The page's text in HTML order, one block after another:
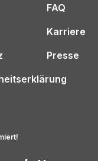
FAQ
Karriere
Presse